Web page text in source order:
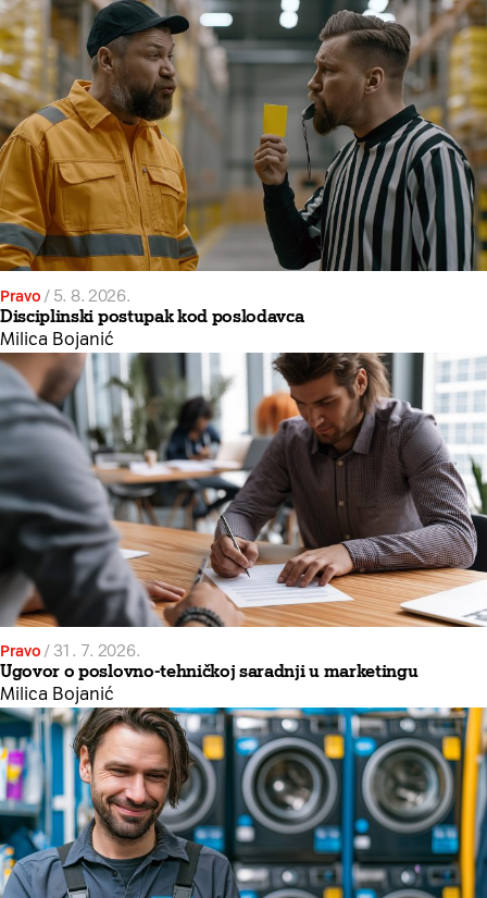
Pravo / 5. 8. 2026.
Disciplinski postupak kod poslodavca
Milica Bojanić
Pravo / 31. 7. 2026.
Ugovor o poslovno-tehničkoj saradnji u marketingu
Milica Bojanić